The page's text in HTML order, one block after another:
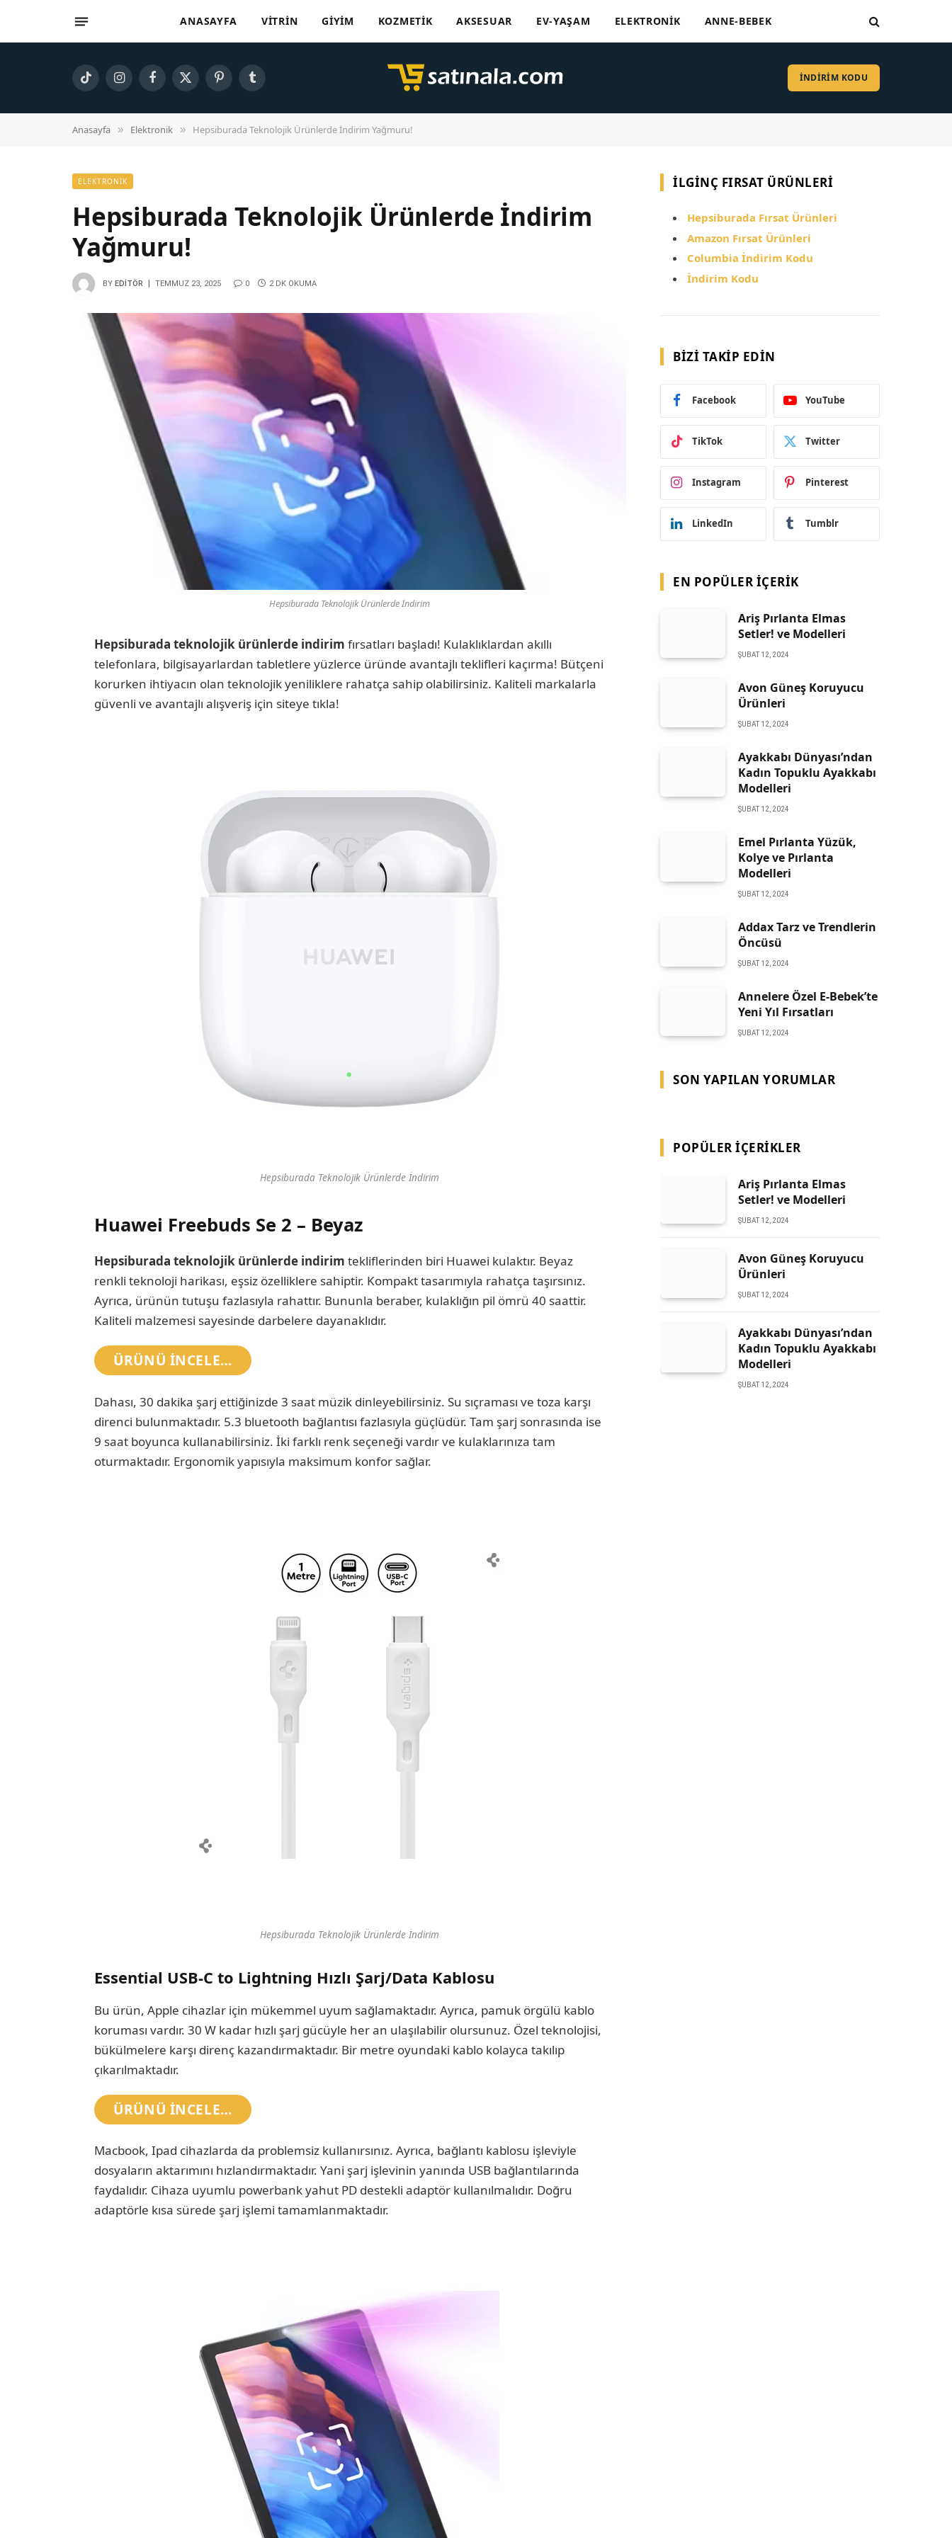
ANASAYFA VITRIN GIYIM KOZMETIK AKSESUAR EV-YAŞAM ELEKTRONIK ANNE-BEBEK
TikTok InstagramFacebook
X
PinterestTumblr İNDİRİM KODU
Anasayfa » Elektronik » Hepsiburada Teknolojik Ürünlerde İndirim Yağmuru!
ELEKTRONIK
Hepsiburada Teknolojik Ürünlerde İndirim
Yağmuru!
BY EDITÖR TEMMUZ 23, 2025 0 2 DK OKUMA
Hepsiburada Teknolojik Ürünlerde İndirim
Hepsiburada teknolojik ürünlerde indirim fırsatları başladı! Kulaklıklardan akıllı
telefonlara, bilgisayarlardan tabletlere yüzlerce üründe avantajlı teklifleri kaçırma! Bütçeni
korurken ihtiyacın olan teknolojik yeniliklere rahatça sahip olabilirsiniz. Kaliteli markalarla
güvenli ve avantajlı alışveriş için siteye tıkla!
Hepsiburada Teknolojik Ürünlerde İndirim
Huawei Freebuds Se 2 – Beyaz
Hepsiburada teknolojik ürünlerde indirim tekliflerinden biri Huawei kulaktır. Beyaz
renkli teknoloji harikası, eşsiz özelliklere sahiptir. Kompakt tasarımıyla rahatça taşırsınız.
Ayrıca, ürünün tutuşu fazlasıyla rahattır. Bununla beraber, kulaklığın pil ömrü 40 saattir.
Kaliteli malzemesi sayesinde darbelere dayanaklıdır.
ÜRÜNÜ INCELE…
Dahası, 30 dakika şarj ettiğinizde 3 saat müzik dinleyebilirsiniz. Su sıçraması ve toza karşı
direnci bulunmaktadır. 5.3 bluetooth bağlantısı fazlasıyla güçlüdür. Tam şarj sonrasında ise
9 saat boyunca kullanabilirsiniz. İki farklı renk seçeneği vardır ve kulaklarınıza tam
oturmaktadır. Ergonomik yapısıyla maksimum konfor sağlar.
Hepsiburada Teknolojik Ürünlerde İndirim
Essential USB-C to Lightning Hızlı Şarj/Data Kablosu
Bu ürün, Apple cihazlar için mükemmel uyum sağlamaktadır. Ayrıca, pamuk örgülü kablo
koruması vardır. 30 W kadar hızlı şarj gücüyle her an ulaşılabilir olursunuz. Özel teknolojisi,
bükülmelere karşı direnç kazandırmaktadır. Bir metre oyundaki kablo kolayca takılıp
çıkarılmaktadır.
ÜRÜNÜ INCELE…
Macbook, Ipad cihazlarda da problemsiz kullanırsınız. Ayrıca, bağlantı kablosu işleviyle
dosyaların aktarımını hızlandırmaktadır. Yani şarj işlevinin yanında USB bağlantılarında
faydalıdır. Cihaza uyumlu powerbank yahut PD destekli adaptör kullanılmalıdır. Doğru
adaptörle kısa sürede şarj işlemi tamamlanmaktadır.
İLGINÇ FIRSAT ÜRÜNLERI
Hepsiburada Fırsat Ürünleri
Amazon Fırsat Ürünleri
Columbia İndirim Kodu
İndirim Kodu
BIZI TAKIP EDIN
Facebook YouTube
TikTok Twitter
Instagram Pinterest
LinkedIn Tumblr
EN POPÜLER İÇERIK
Ariş Pırlanta Elmas
Setler! ve Modelleri
ŞUBAT 12, 2024
Avon Güneş Koruyucu
Ürünleri
ŞUBAT 12, 2024
Ayakkabı Dünyası’ndan
Kadın Topuklu Ayakkabı
Modelleri
ŞUBAT 12, 2024
Emel Pırlanta Yüzük,
Kolye ve Pırlanta
Modelleri
ŞUBAT 12, 2024
Addax Tarz ve Trendlerin
Öncüsü
ŞUBAT 12, 2024
Annelere Özel E-Bebek’te
Yeni Yıl Fırsatları
ŞUBAT 12, 2024
SON YAPILAN YORUMLAR
POPÜLER İÇERIKLER
Ariş Pırlanta Elmas
Setler! ve Modelleri
ŞUBAT 12, 2024
Avon Güneş Koruyucu
Ürünleri
ŞUBAT 12, 2024
Ayakkabı Dünyası’ndan
Kadın Topuklu Ayakkabı
Modelleri
ŞUBAT 12, 2024